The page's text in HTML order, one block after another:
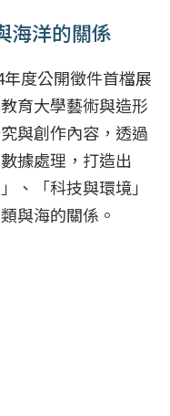
海洋的關係
度公開徵件首檔展
育大學藝術與造形
與創作內容，透過
據處理，打造出
、「科技與環境」
與海的關係。